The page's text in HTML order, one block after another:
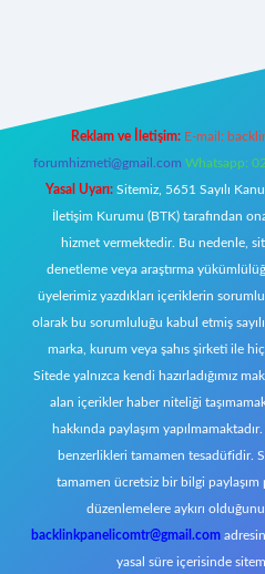
Reklam ve İletişim: E-mail:
forumhizmeti@gmail.com Whatsapp:
Yasal Uyarı: Sitemiz, 5651 Sayılı
İletişim Kurumu (BTK) tarafından
hizmet vermektedir. Bu nedenle,
denetleme veya araştırma
üyelerimiz yazdıkları içeriklerin
olarak bu sorumluluğu kabul etmiş
marka, kurum veya şahıs şirketi ile
Sitede yalnızca kendi hazırladığımız
alan içerikler haber niteliği
hakkında paylaşım
benzerlikleri tamamen tesadüfidir.
tamamen ücretsiz bir bilgi
düzenlemelere aykırı
backlinkpanelicomtr@gmail.com
yasal süre içerisinde